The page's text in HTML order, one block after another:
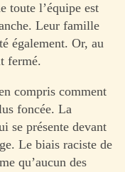
toute l’équipe est
Leur famille
également. Or, au
fermé.
compris comment
foncée. La
se présente devant
Le biais raciste de
qu’aucun des